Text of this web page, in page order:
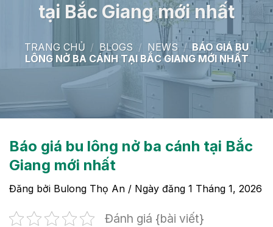
tại Bắc Giang mới nhất
TRANG CHỦ / BLOGS / NEWS / BÁO GIÁ BU
LÔNG NỞ BA CÁNH TẠI BẮC GIANG MỚI NHẤT
Báo giá bu lông nở ba cánh tại Bắc
Giang mới nhất
Đăng bởi Bulong Thọ An / Ngày đăng 1 Tháng 1, 2026
Đánh giá {bài viết}